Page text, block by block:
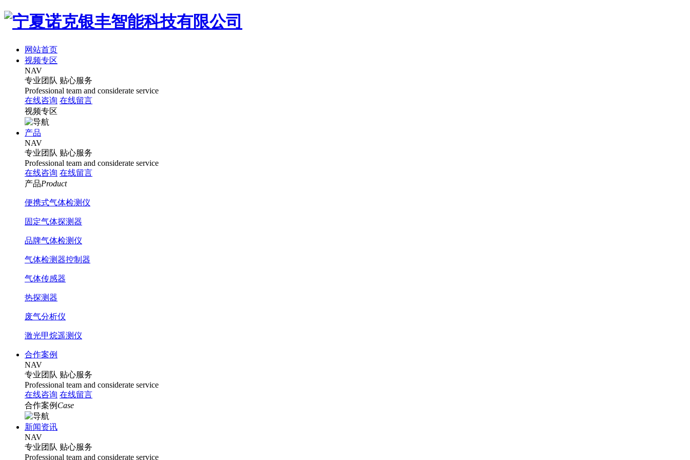
网站首页
视频专区
NAV
专业团队 贴心服务
Professional team and considerate service
在线咨询 在线留言
视频专区
产品
NAV
专业团队 贴心服务
Professional team and considerate service
在线咨询 在线留言
产品Product
便携式气体检测仪
固定气体探测器
品牌气体检测仪
气体检测器控制器
气体传感器
热探测器
废气分析仪
激光甲烷遥测仪
合作案例
NAV
专业团队 贴心服务
Professional team and considerate service
在线咨询 在线留言
合作案例 Case
新闻资讯
NAV
专业团队 贴心服务
Professional team and considerate service